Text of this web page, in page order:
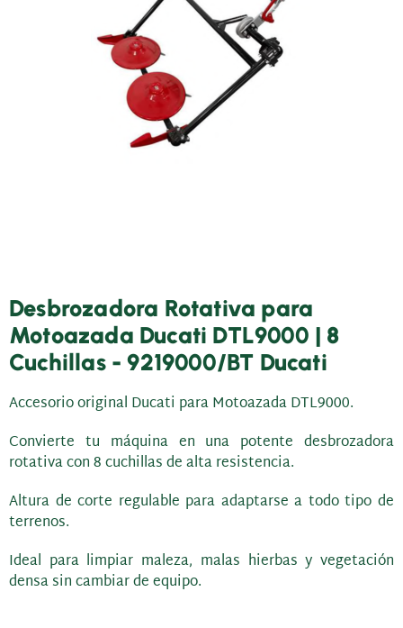
Desbrozadora Rotativa para
Motoazada Ducati DTL9000 | 8
Cuchillas - 9219000/BT Ducati
Accesorio original Ducati para Motoazada DTL9000.
Convierte tu máquina en una potente desbrozadora
rotativa con 8 cuchillas de alta resistencia.
Altura de corte regulable para adaptarse a todo tipo de
terrenos.
Ideal para limpiar maleza, malas hierbas y vegetación
densa sin cambiar de equipo.